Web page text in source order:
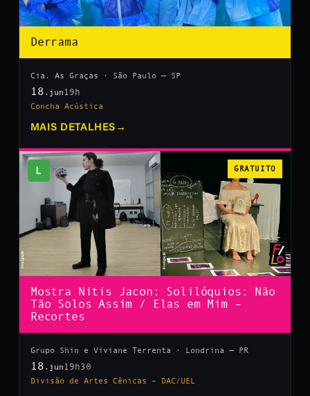
Derrama
Cia. As Graças · São Paulo — SP
18 .jun 19h
Concha Acústica
MAIS DETALHES →
L GRATUITO
Mostra Nitis Jacon: Solilóquios: Não
Tão Solos Assim / Elas em Mim –
Recortes
Grupo Shin e Viviane Terrenta · Londrina — PR
18 .jun 19h30
Divisão de Artes Cênicas – DAC/UEL